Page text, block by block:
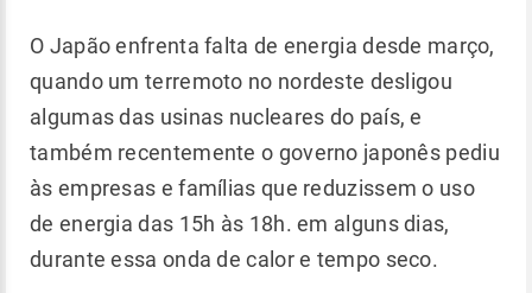
O Japão enfrenta falta de energia desde março,
quando um terremoto no nordeste desligou
algumas das usinas nucleares do país, e
também recentemente o governo japonês pediu
às empresas e famílias que reduzissem o uso
de energia das 15h às 18h. em alguns dias,
durante essa onda de calor e tempo seco.